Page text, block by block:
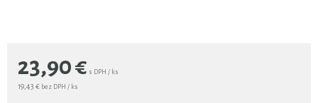
23,90€ s DPH / ks
19,43 € bez DPH / ks